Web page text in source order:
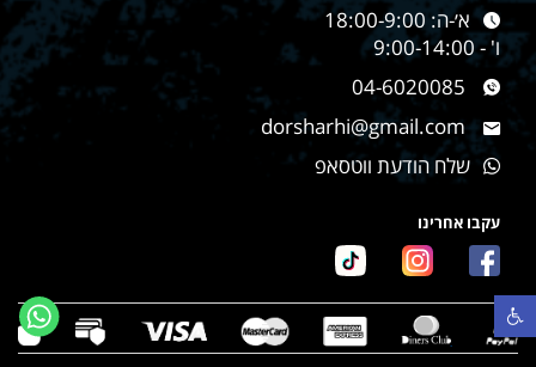
פתח סרגל נגישות
א׳-ה: 18:00-9:00
ו' - 9:00-14:00
04-6020085
dorsharhi@gmail.com
שלח הודעת ווטסאפ
עקבו אחרינו